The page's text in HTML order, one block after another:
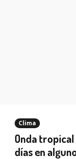
Clima
Onda
días en